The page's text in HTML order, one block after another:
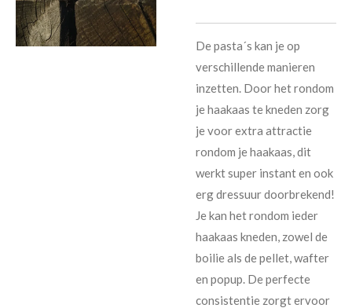
De pasta´s kan je op
verschillende manieren
inzetten. Door het rondom
je haakaas te kneden zorg
je voor extra attractie
rondom je haakaas, dit
werkt super instant en ook
erg dressuur doorbrekend!
Je kan het rondom ieder
haakaas kneden, zowel de
boilie als de pellet, wafter
en popup. De perfecte
consistentie zorgt ervoor